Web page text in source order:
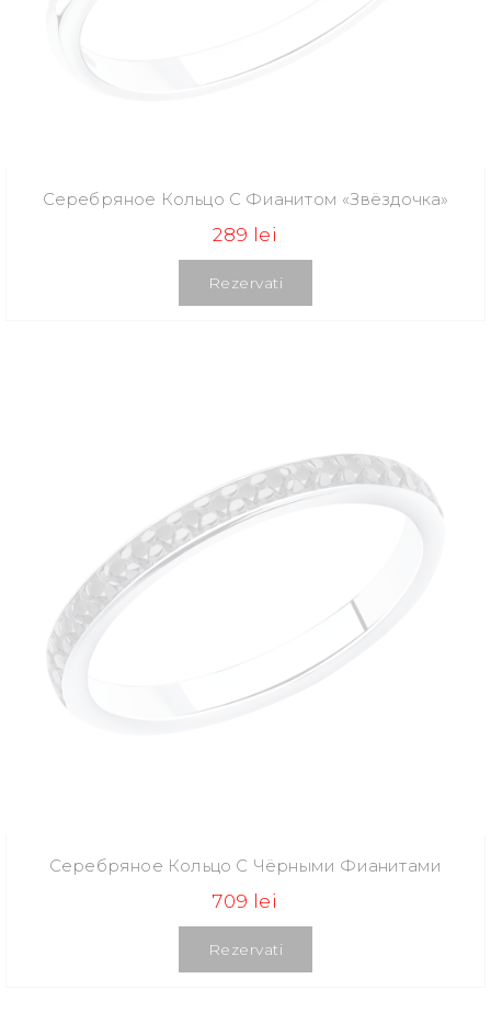
Серебряное Кольцо С Фианитом «Звёздочка»
289 lei
Rezervati
Серебряное Кольцо С Чёрными Фианитами
709 lei
Rezervati